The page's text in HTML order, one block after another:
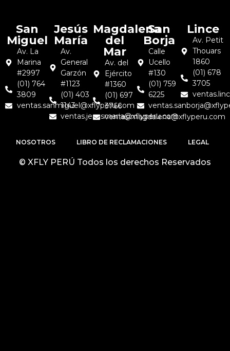
San
Miguel
Av. La
Marina
#2997
(01) 764
3809
ventas.sanmiguel@xflyperu.com
Jesús
María
Av.
General
Garzón
#1123
(01) 403
1143
ventas.jesusmaria@xflyperu.com
Magdalena
del
Mar
Av. del
Ejército
#1360
(01) 697
3766
ventas.magdalena@xflyperu.com
San
Borja
Calle
Ucello
#130
(01) 759
6225
Lince
Av. Petit
Thouars
1860
(01) 678
3705
NOSOTROS LIBRO DE RECLAMACIONES LEGAL
© XFLY PERÚ Todos los derechos Reservados